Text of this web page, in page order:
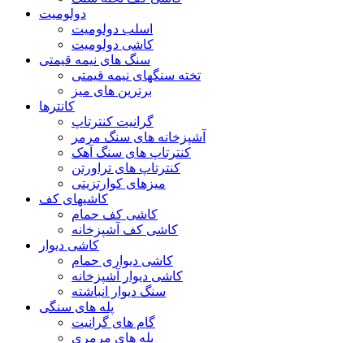
دولومیت
اسلب دولومیت
کاشی دولومیت
سنگ های نیمه قیمتی
تخته سنگهای نیمه قیمتی
برترین های میز
کانترها
گرانیت کنترتاپ
آشپزخانه های سنگ مرمر
کنترتاپ های سنگ آهک
کنترتاپ های تراورتن
میزهای کوارتزیتی
کاشیهای کف
کاشی کف حمام
کاشی کف آشپزخانه
کاشی دیوار
کاشی دیواری حمام
کاشی دیوار آشپزخانه
سنگ دیوار انباشته
پله های سنگی
گام های گرانیت
پله های مرمری